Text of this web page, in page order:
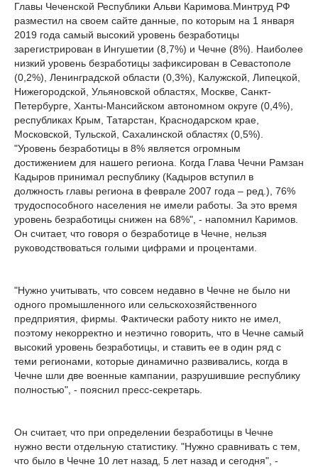
Главы Чеченской Республики Альви Каримова.Минтруд РФ
разместил на своем сайте данные, по которым на 1 января
2019 года самый высокий уровень безработицы
зарегистрирован в Ингушетии (8,7%) и Чечне (8%). Наиболее
низкий уровень безработицы зафиксирован в Севастополе
(0,2%), Ленинградской области (0,3%), Калужской, Липецкой,
Нижегородской, Ульяновской областях, Москве, Санкт-
Петербурге, Ханты-Мансийском автономном округе (0,4%),
республиках Крым, Татарстан, Краснодарском крае,
Московской, Тульской, Сахалинской областях (0,5%).
"Уровень безработицы в 8% является огромным
достижением для нашего региона. Когда Глава Чечни Рамзан
Кадыров принимал республику (Кадыров вступил в
должность главы региона в феврале 2007 года – ред.), 76%
трудоспособного населения не имели работы. За это время
уровень безработицы снижен на 68%", - напомнил Каримов.
Он считает, что говоря о безработице в Чечне, нельзя
руководствоваться голыми цифрами и процентами.
"Нужно учитывать, что совсем недавно в Чечне не было ни
одного промышленного или сельскохозяйственного
предприятия, фирмы. Фактически работу никто не имел,
поэтому некорректно и неэтично говорить, что в Чечне самый
высокий уровень безработицы, и ставить ее в один ряд с
теми регионами, которые динамично развивались, когда в
Чечне шли две военные кампании, разрушившие республику
полностью", - пояснил пресс-секретарь.
Он считает, что при определении безработицы в Чечне
нужно вести отдельную статистику. "Нужно сравнивать с тем,
что было в Чечне 10 лет назад, 5 лет назад и сегодня", -